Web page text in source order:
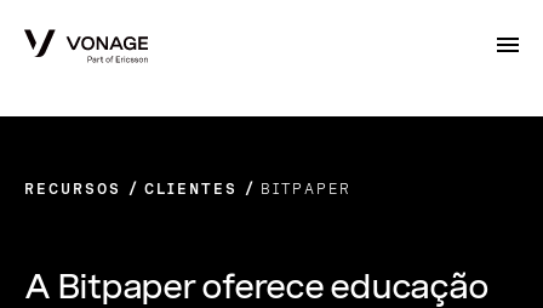
RECURSOS CLIENTES BITPAPER
A Bitpaper oferece educação